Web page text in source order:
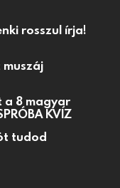
rosszul írja!
muszáj
a 8 magyar
KVÍZ
tudod